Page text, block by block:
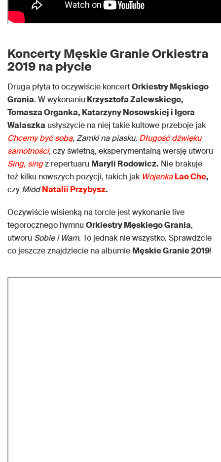
Koncerty Męskie Granie Orkiestra
2019 na płycie
Druga płyta to oczywiście koncertOrkiestry Męskiego
Grania. W wykonaniu Krzysztofa Zalewskiego,
Tomasza Organka, Katarzyny Nosowskiej i Igora
Walaszka usłyszycie na niej takie kultowe przeboje jak
Chcemy być sobą, Zamki na piasku, Długość dźwięku
samotności,czy świetną, eksperymentalną wersję utworu
Sing, singz repertuaru Maryli Rodowicz. Nie brakuje
też kilku nowszych pozycji, takich jak Wojenka Lao Che,
czy Miód Natalii Przybysz.
Oczywiście wisienką na torcie jest wykonanie live
tegorocznego hymnu Orkiestry Męskiego Grania,
utworu Sobie i Wam. To jednak nie wszystko. Sprawdźcie
co jeszcze znajdziecie na albumie Męskie Granie 2019!